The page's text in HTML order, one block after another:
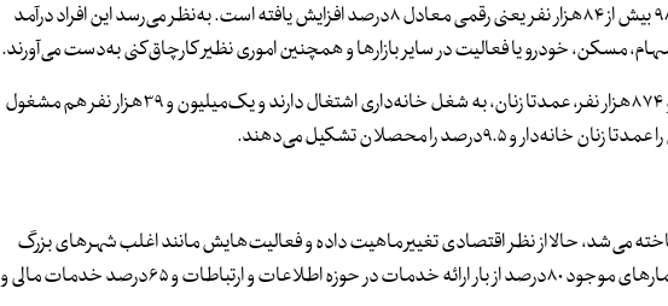
یافته است. در سال۱۳۹۹ جمعیت چنین افرادی نسبت به سال۹۸ بیش از ۸۴هزار نفر یعنی رقمی معادل ۸درصد افزایش یافته است. به‌نظر می‌رسد این افراد درآمد
مسکن، خودرو یا فعالیت در سایر بازارها و همچنین اموری نظیر کارچاق‌کنی به‌دست می‌آورند.
طبق آمارهای رسمی در میان جمعیت بزرگسال تهران ۳میلیون و ۸۷۴هزار نفر، عمدتا زنان، به شغل خانه‌داری اشتغال دارند و یک‌میلیون و ۳۹هزار نفر هم مشغول
می‌شد، حالا از نظر اقتصادی تغییر ماهیت داده و فعالیت‌هایش مانند اغلب شهرهای بزرگ
جهان به سمت تولید خدمات تغییر جهت داده است. مطابق آمارهای موجود ۸۰درصد از بار ارائه خدمات در حوزه اطلاعات و ارتباطات و ۶۵درصد خدمات مالی و